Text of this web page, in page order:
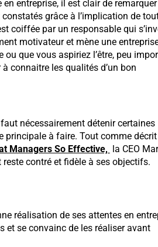
entreprise, il est clair de
grâce à l’implication de
coiffée par un responsable qui
motivateur et mène une
que vous aspiriez l’être, peu
connaitre les qualités d’un bon
faut nécessairement détenir certaines
principale à faire. Tout comme
Managers So Effective,
la CEO
contré et fidèle à ses objectifs.
réalisation de ses attentes en
et se convainc de les réaliser avant